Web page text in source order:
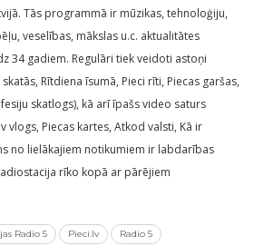
Tās programmā ir mūzikas, tehnoloģiju,
veselības, mākslas u.c. aktualitātes
34 gadiem. Regulāri tiek veidoti astoņi
Rītdiena īsumā, Pieci rīti, Piecas garšas,
skatlogs), kā arī īpašs video saturs
vlogs, Piecas kartes, Atkod valsti, Kā ir
no lielākajiem notikumiem ir labdarības
rīko kopā ar pārējiem
Radio 5 Pieci.lv
Radio 5